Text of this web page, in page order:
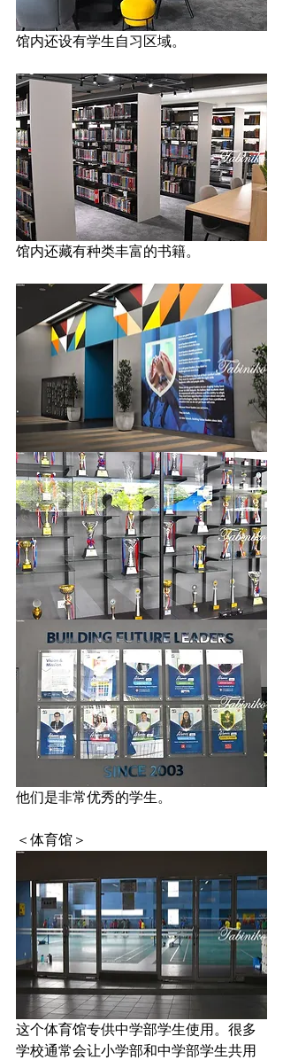
馆内还设有学生自习区域。
馆内还藏有种类丰富的书籍。
他们是非常优秀的学生。
＜体育馆＞
这个体育馆专供中学部学生使用。很多
学校通常会让小学部和中学部学生共用